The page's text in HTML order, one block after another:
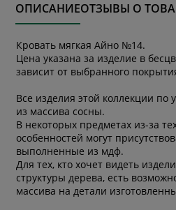
ОПИСАНИЕОТЗЫВЫ О
Кровать мягкая Айно №14.
Цена указана за изделие в
зависит от выбранного
Все изделия этой коллекции
из массива сосны.
В некоторых предметах из-за
особенностей могут
выполненные из мдф.
Для тех, кто хочет видеть
структуры дерева, есть
массива на детали